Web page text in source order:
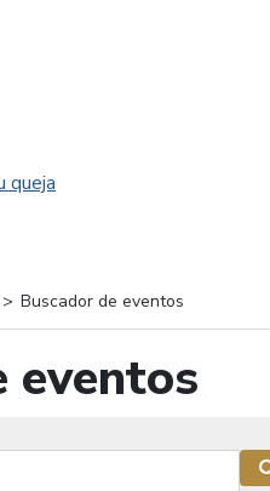
queja
Buscador de eventos
eventos